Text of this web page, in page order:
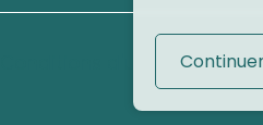
Conditions d'utilisation|